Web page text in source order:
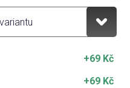
+69 Kč
+69 Kč